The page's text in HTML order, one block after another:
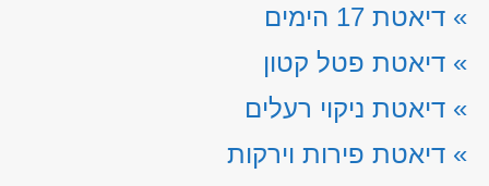
» דיאטת 17 הימים
» דיאטת פטל קטון
» דיאטת ניקוי רעלים
» דיאטת פירות וירקות